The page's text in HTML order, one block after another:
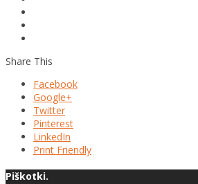
Share This
Facebook
Google+
Twitter
Pinterest
LinkedIn
Print Friendly
Piškotki.